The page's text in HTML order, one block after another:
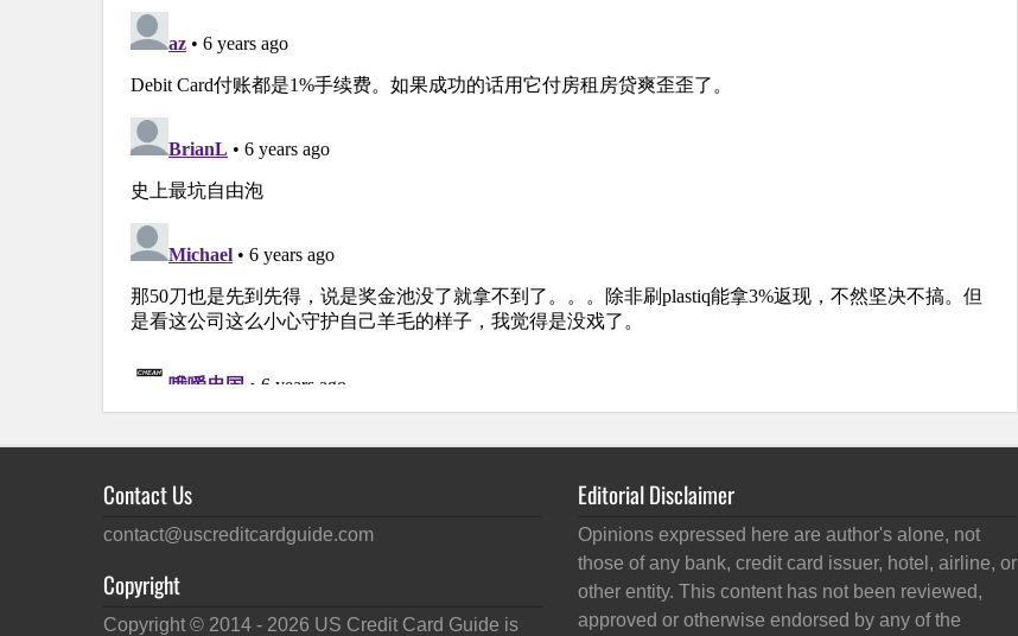
Contact Us
contact@uscreditcardguide.com
Copyright
Copyright © 2014 - 2026 US Credit Card Guide is
Editorial Disclaimer
Opinions expressed here are author's alone, not
those of any bank, credit card issuer, hotel, airline, or
other entity. This content has not been reviewed,
approved or otherwise endorsed by any of the